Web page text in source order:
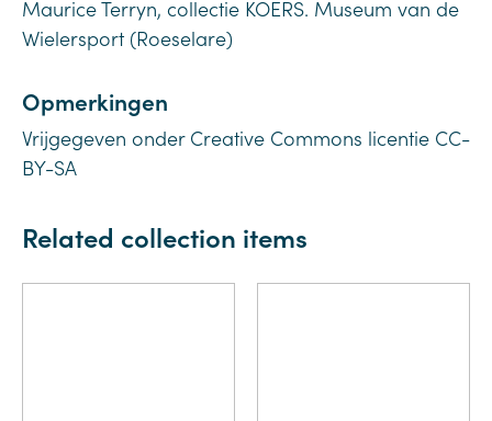
Maurice Terryn, collectie KOERS. Museum van de
Wielersport (Roeselare)
Opmerkingen
Vrijgegeven onder Creative Commons licentie CC-
BY-SA
Related collection items